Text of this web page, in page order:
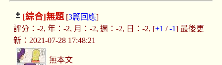
[綜合]無題[3篇回應]
評分：-2, 年：-2, 月：-2, 週：-2, 日：-2, [+1 /-1] 最後更
新：2021-07-28 17:48:21
無本文